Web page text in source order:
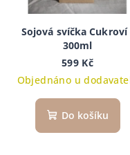
Sojová svíčka Cukroví
300ml
599 Kč
Objednáno u
Do košíku